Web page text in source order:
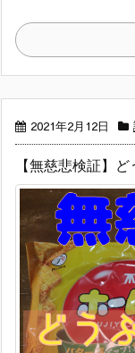
2021年2月12日
【無慈悲検証】